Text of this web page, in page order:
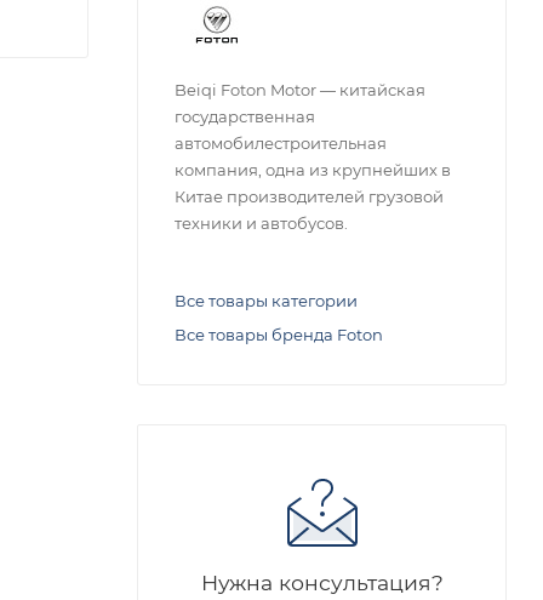
Beiqi Foton Motor — китайская
государственная
автомобилестроительная
компания, одна из крупнейших в
Китае производителей грузовой
техники и автобусов.
Все товары категории
Все товары бренда Foton
Нужна консультация?